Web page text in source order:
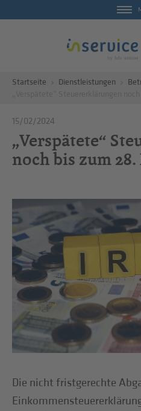
Startseite Dienstleistungen
15/02/2024
„Verspätete“
noch bis zum
Die nicht fristgerechte